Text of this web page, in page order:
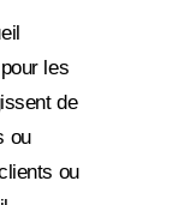
les
de
ou
ou